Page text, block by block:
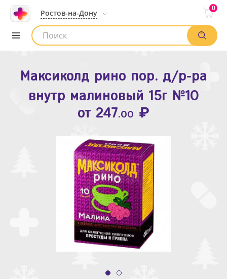
Ростов-на-Дону
0
Список аптек
Максиколд рино пор. д/р-ра
внутр малиновый 15г №10
от 247.00 ₽
Зодак таб. п.п.о. 10мг №10
от109.80 ₽